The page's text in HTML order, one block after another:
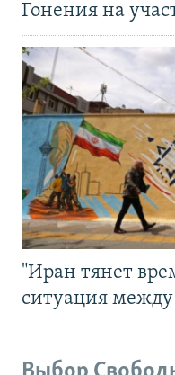
Гонения на
"Иран тянет
ситуация